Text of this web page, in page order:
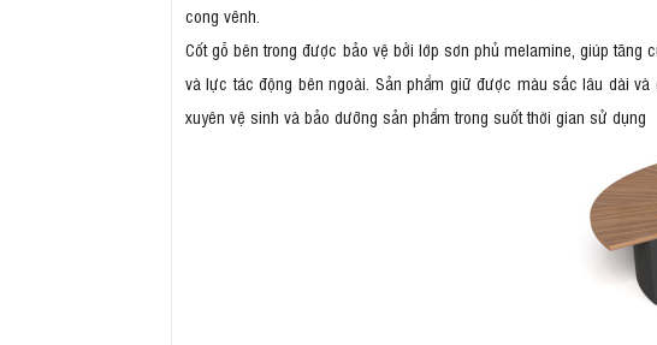
cong vênh.
Cốt gỗ bên trong được bảo vệ bởi lớp sơn phủ melamine, giúp
và lực tác động bên ngoài. Sản phẩm giữ được màu sắc lâu dài
xuyên vệ sinh và bảo dưỡng sản phẩm trong suốt thời gian sử dụng